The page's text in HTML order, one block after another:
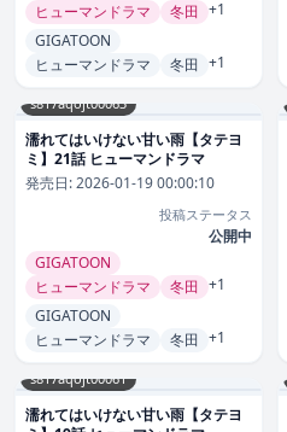
ヒューマンドラマ
冬田 +1
GIGATOON
ヒューマンドラマ
冬田 +1
s817aqojt00063
濡れてはいけない甘い雨【タテヨ
ミ】21話 ヒューマンドラマ
発売日:2026-01-19 00:00:10
投稿ステータス
公開中
GIGATOON
ヒューマンドラマ
冬田 +1
GIGATOON
ヒューマンドラマ
冬田 +1
s817aqojt00061
濡れてはいけない甘い雨【タテヨ